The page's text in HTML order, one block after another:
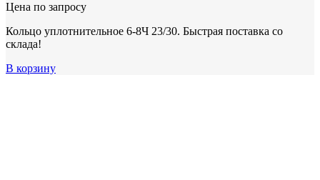
Цена по запросу
Кольцо уплотнительное 6-8Ч 23/30. Быстрая поставка со
склада!
В корзину